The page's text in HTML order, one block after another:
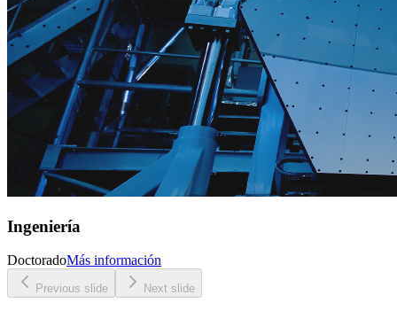
Ingeniería
DoctoradoMás información
Previous slide Next slide